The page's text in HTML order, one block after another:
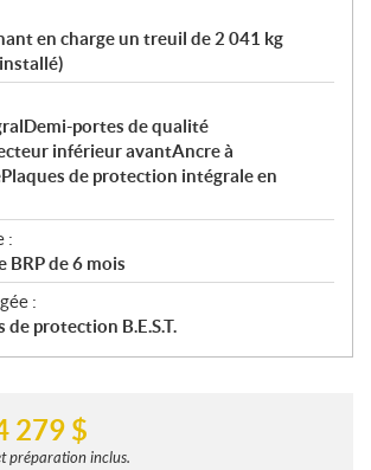
en charge un treuil de 2 041 kg
portes de qualité
inférieur avantAncre à
de protection intégrale en
:
BRP de 6 mois
:
de protection B.E.S.T.
279 $
préparation inclus.